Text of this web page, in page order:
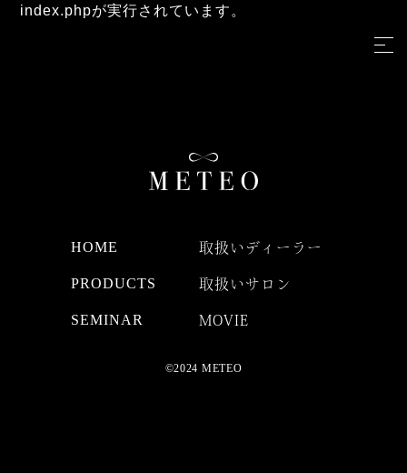
index.phpが実行されています。
HOME
PRODUCTS
SEMINAR
取扱いディーラー
取扱いサロン
MOVIE
©2024 METEO